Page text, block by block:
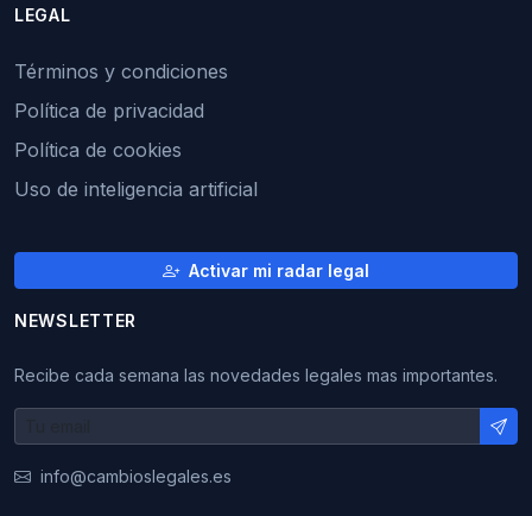
LEGAL
Términos y condiciones
Política de privacidad
Política de cookies
Uso de inteligencia artificial
Activar mi radar legal
NEWSLETTER
Recibe cada semana las novedades legales mas importantes.
info@cambioslegales.es